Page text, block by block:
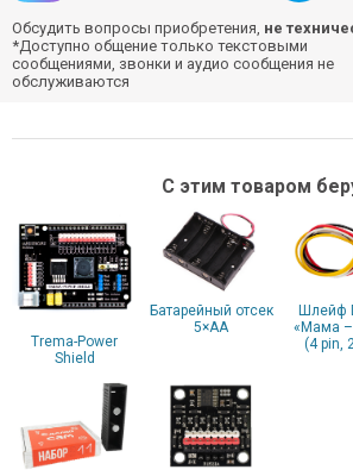
Обсудить вопросы приобретения, не
*Доступно общение только текстовыми
сообщениями, звонки и аудио сообщения не
обслуживаются
С этим товаром
Trema-Power
Shield
Батарейный отсек
5×АА
Шлейф
«Мама
(4 pin,